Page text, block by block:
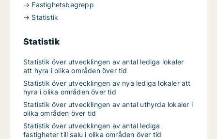
→ Fastighetsbegrepp
→ Statistik
Statistik
Statistik över utvecklingen av antal lediga lokaler
att hyra i olika områden över tid
Statistik över utvecklingen av nya lediga lokaler att
hyra i olika områden över tid
Statistik över utvecklingen av antal uthyrda lokaler i
olika områden över tid
Statistik över utvecklingen av antal lediga
fastigheter till salu i olika områden över tid